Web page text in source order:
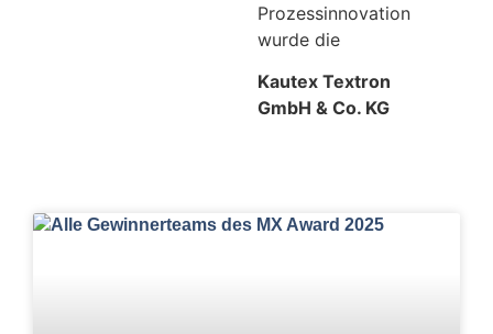
Prozessinnovation
wurde die
Kautex Textron
GmbH & Co. KG